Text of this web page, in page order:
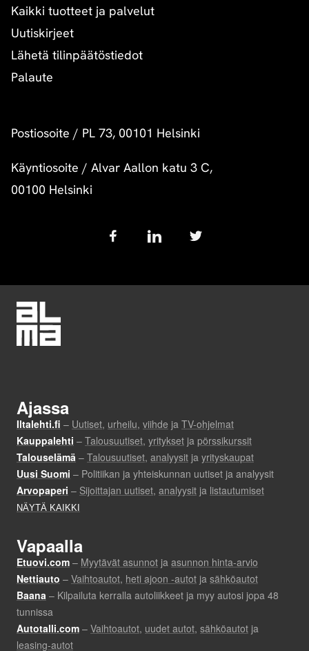
Kaikki tuotteet ja palvelut
Uutiskirjeet
Lähetä tilinpäätöstiedot
Palaute
Postiosoite / PL 73, 00101 Helsinki
Käyntiosoite / Alvar Aallon katu 3 C,
00100 Helsinki